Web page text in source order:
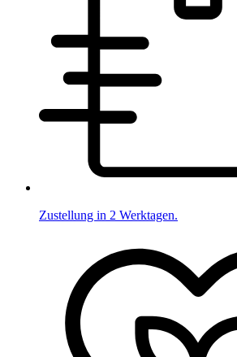
Zustellung in 2 Werktagen.